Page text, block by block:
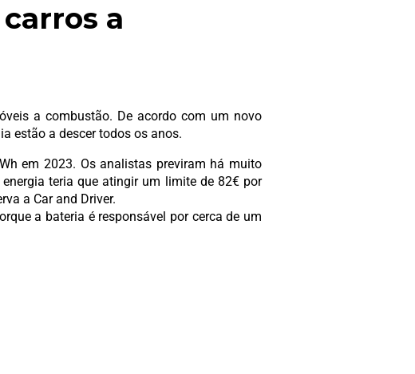
a
a combustão. De acordo com um novo
estão a descer todos os anos.
em 2023. Os analistas previram há muito
teria que atingir um limite de 82€ por
a Car and Driver.
a bateria é responsável por cerca de um